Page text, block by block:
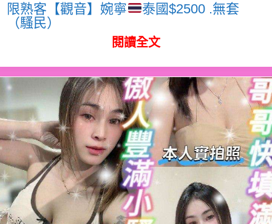
限熟客【觀音】婉寧
泰國$2500 .無套
（騷民）
閱讀全文